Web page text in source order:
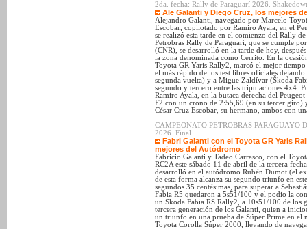
2da. fecha: Rally de Paraguarí 2026.
Ale Galanti y Diego Cruz, los mejores
Alejandro Galanti, navegado por Marcelo
Escobar, copilotado por Ramiro Ayala, en el
se realizó esta tarde en el comienzo del Rally
Petrobras Rally de Paraguarí, que se cumple
(CNR), se desarrolló en la tarde de hoy,
la zona denominada como Cerrito. En la
Toyota GR Yaris Rally2, marcó el mejor
el más rápido de los test libres oficiales
segunda vuelta) y a Migue Zaldívar (Škoda
segundo y tercero entre las tripulaciones 4x4.
Ramiro Ayala, en la butaca derecha del
F2 con un crono de 2:55,69 (en su tercer giro)
César Cruz Escobar, su hermano, ambos con
CAMPEONATO PETROBRAS PARAGUAYO
2026. Final
Fabri Galanti con el Toyota GR Yaris
mejores del Autódromo
Fabricio Galanti y Tadeo Carrasco, con el
RC2A este sábado 11 de abril de la tercera
desarrolló en el autódromo Rubén Dumot (el
de esta forma alcanza su segundo triunfo en
segundos 35 centésimas, para superar a
Fabia R5 quedaron a 5s51/100 y el podio la
un Skoda Fabia RS Rally2, a 10s51/100 de los
tercera generación de los Galanti, quien a
un triunfo en una prueba de Súper Prime en el
Toyota Corolla Súper 2000, llevando de